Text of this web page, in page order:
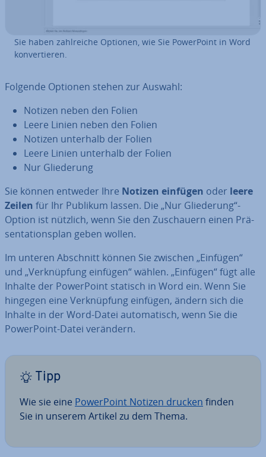
Sie haben zahl­rei­che Optionen, wie Sie Power­Point in Word
kon­ver­tie­ren.
Folgende Optionen stehen zur Auswahl:
Notizen neben den Folien
Leere Linien neben den Folien
Notizen unterhalb der Folien
Leere Linien unterhalb der Folien
Nur Glie­de­rung
Sie können entweder Ihre Notizen einfügen oder leere
Zeilen für Ihr Publikum lassen. Die „Nur Glie­de­rung“-
Option ist nützlich, wenn Sie den Zu­schau­ern einen Prä­
sen­ta­ti­ons­plan geben wollen.
Im unteren Abschnitt können Sie zwischen „Einfügen“
und „Ver­knüp­fung einfügen“ wählen. „Einfügen“ fügt alle
Inhalte der Power­Point statisch in Word ein. Wenn Sie
hingegen eine Ver­knüp­fung einfügen, ändern sich die
Inhalte in der Word-Datei au­to­ma­tisch, wenn Sie die
Power­Point-Datei verändern.
Tipp
Wie sie eine Power­Point Notizen drucken finden
Sie in unserem Artikel zu dem Thema.